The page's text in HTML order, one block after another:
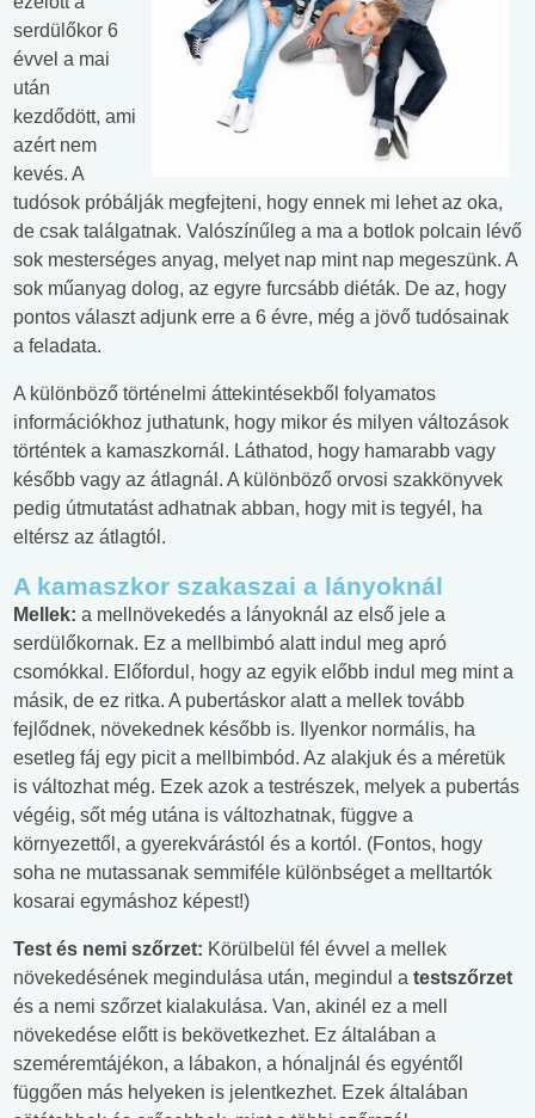
serdülőkor 6
évvel a mai
után
kezdődött, ami
azért nem
kevés. A
tudósok próbálják megfejteni, hogy ennek mi lehet az oka,
de csak találgatnak. Valószínűleg a ma a botlok polcain lévő
sok mesterséges anyag, melyet nap mint nap megeszünk. A
sok műanyag dolog, az egyre furcsább diéták. De az, hogy
pontos választ adjunk erre a 6 évre, még a jövő tudósainak
a feladata.
A különböző történelmi áttekintésekből folyamatos
információkhoz juthatunk, hogy mikor és milyen változások
történtek a kamaszkornál. Láthatod, hogy hamarabb vagy
később vagy az átlagnál. A különböző orvosi szakkönyvek
pedig útmutatást adhatnak abban, hogy mit is tegyél, ha
eltérsz az átlagtól.
A kamaszkor szakaszai a lányoknál
Mellek: a mellnövekedés a lányoknál az első jele a
serdülőkornak. Ez a mellbimbó alatt indul meg apró
csomókkal. Előfordul, hogy az egyik előbb indul meg mint a
másik, de ez ritka. A pubertáskor alatt a mellek tovább
fejlődnek, növekednek később is. Ilyenkor normális, ha
esetleg fáj egy picit a mellbimbód. Az alakjuk és a méretük
is változhat még. Ezek azok a testrészek, melyek a pubertás
végéig, sőt még utána is változhatnak, függve a
környezettől, a gyerekvárástól és a kortól. (Fontos, hogy
soha ne mutassanak semmiféle különbséget a melltartók
kosarai egymáshoz képest!)
Test és nemi szőrzet: Körülbelül fél évvel a mellek
növekedésének megindulása után, megindul a testszőrzet
és a nemi szőrzet kialakulása. Van, akinél ez a mell
növekedése előtt is bekövetkezhet. Ez általában a
szeméremtájékon, a lábakon, a hónaljnál és egyéntől
függően más helyeken is jelentkezhet. Ezek általában